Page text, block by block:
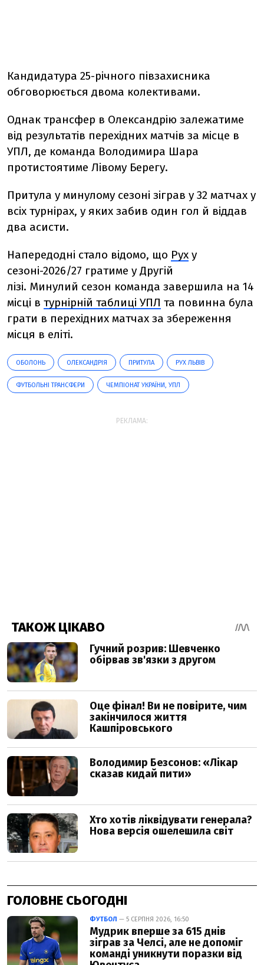
Кандидатура 25-річного півзахисника
обговорюється двома колективами.
Однак трансфер в Олександрію залежатиме
від результатів перехідних матчів за місце в
УПЛ, де команда Володимира Шара
протистоятиме Лівому Берегу.
Притула у минулому сезоні зіграв у 32 матчах у
всіх турнірах, у яких забив один гол й віддав
два асисти.
Напередодні стало відомо, що Рух у
сезоні-2026/27 гратиме у Другій
лізі. Минулий сезон команда завершила на 14
місці в турнірній таблиці УПЛ та повинна була
грати в перехідних матчах за збереження
місця в еліті.
ОБОЛОНЬ ОЛЕКСАНДРІЯ ПРИТУЛА РУХ ЛЬВІВ
ФУТБОЛЬНІ ТРАНСФЕРИ ЧЕМПІОНАТ УКРАЇНИ, УПЛ
РЕКЛАМА:
ГОЛОВНЕ СЬОГОДНІ
ФУТБОЛ — 5 СЕРПНЯ 2026, 16:50
Мудрик вперше за 615 днів
зіграв за Челсі, але не допоміг
команді уникнути поразки від